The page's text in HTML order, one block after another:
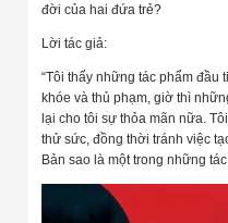
đời của hai đứa trẻ?
Lời tác giả:
“Tôi thấy những tác phẩm đầu
khóe và thủ phạm, giờ thì
lại cho tôi sự thỏa mãn nữa.
thử sức, đồng thời tránh việc
Bản sao là một trong những